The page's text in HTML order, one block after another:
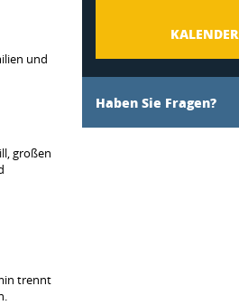
und
großen
trennt
KALENDER
Haben Sie Fragen?